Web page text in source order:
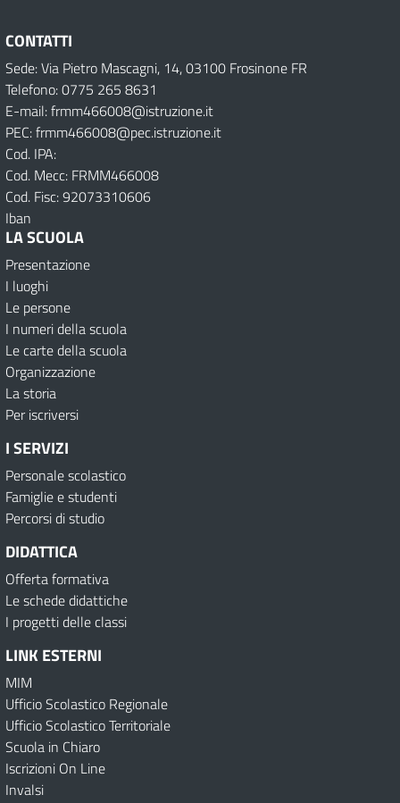
CONTATTI
Sede: Via Pietro Mascagni, 14, 03100 Frosinone FR
Telefono: 0775 265 8631
E-mail: frmm466008@istruzione.it
PEC: frmm466008@pec.istruzione.it
Cod. IPA:
Cod. Mecc: FRMM466008
Cod. Fisc: 92073310606
Iban
LA SCUOLA
Presentazione
I luoghi
Le persone
I numeri della scuola
Le carte della scuola
Organizzazione
La storia
Per iscriversi
I SERVIZI
Personale scolastico
Famiglie e studenti
Percorsi di studio
DIDATTICA
Offerta formativa
Le schede didattiche
I progetti delle classi
LINK ESTERNI
MIM
Ufficio Scolastico Regionale
Ufficio Scolastico Territoriale
Scuola in Chiaro
Iscrizioni On Line
Invalsi